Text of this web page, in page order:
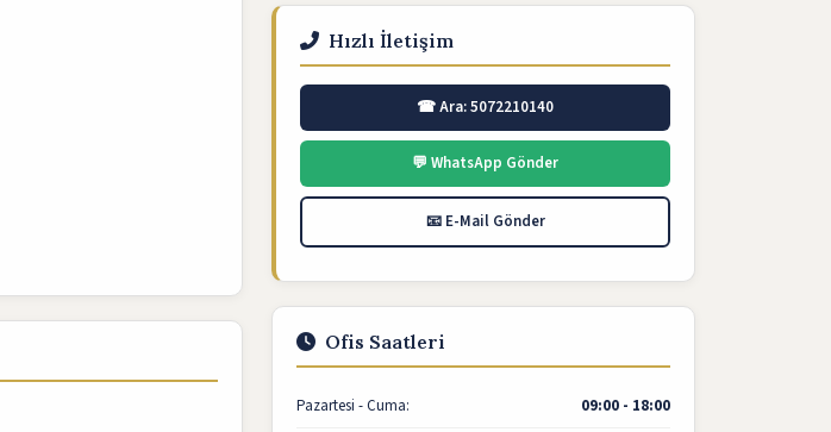
Hızlı İletişim
☎ Ara: 5072210140
💬 WhatsApp Gönder
📧 E-Mail Gönder
Ofis Saatleri
Pazartesi - Cuma:
09:00 - 18:00